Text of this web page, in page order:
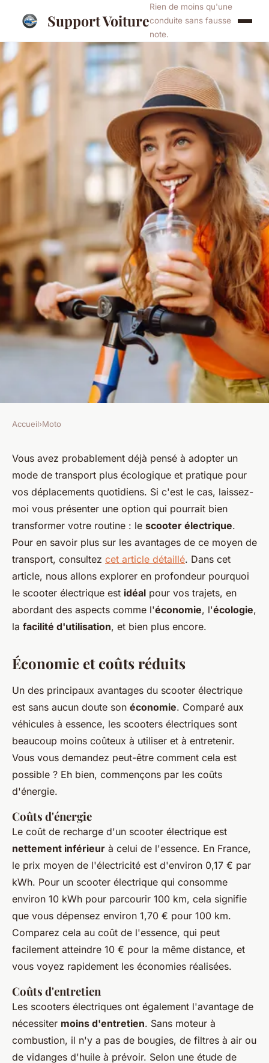
Support Voiture
Rien de moins qu'une
conduite sans fausse
note.
Découvrez pourquoi le scooter
électrique est idéal pour vos
déplacements
Ismaël•10 février 2025•7 min de lecture
Accueil›Moto
Vous avez probablement déjà pensé à adopter un
mode de transport plus écologique et pratique pour
vos déplacements quotidiens. Si c'est le cas, laissez-
moi vous présenter une option qui pourrait bien
transformer votre routine : le scooter électrique.
Pour en savoir plus sur les avantages de ce moyen de
transport, consultez cet article détaillé. Dans cet
article, nous allons explorer en profondeur pourquoi
le scooter électrique est idéal pour vos trajets, en
abordant des aspects comme l'économie, l'écologie,
la facilité d'utilisation, et bien plus encore.
Économie et coûts réduits
Un des principaux avantages du scooter électrique
est sans aucun doute son économie. Comparé aux
véhicules à essence, les scooters électriques sont
beaucoup moins coûteux à utiliser et à entretenir.
Vous vous demandez peut-être comment cela est
possible ? Eh bien, commençons par les coûts
d'énergie.
Coûts d'énergie
Le coût de recharge d'un scooter électrique est
nettement inférieur à celui de l'essence. En France,
le prix moyen de l'électricité est d'environ 0,17 € par
kWh. Pour un scooter électrique qui consomme
environ 10 kWh pour parcourir 100 km, cela signifie
que vous dépensez environ 1,70 € pour 100 km.
Comparez cela au coût de l'essence, qui peut
facilement atteindre 10 € pour la même distance, et
vous voyez rapidement les économies réalisées.
Coûts d'entretien
Les scooters électriques ont également l'avantage de
nécessiter moins d'entretien. Sans moteur à
combustion, il n'y a pas de bougies, de filtres à air ou
de vidanges d'huile à prévoir. Selon une étude de